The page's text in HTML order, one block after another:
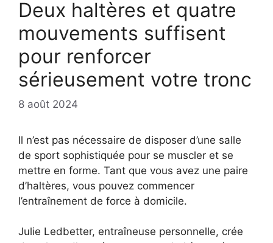
Deux haltères et quatre
mouvements suffisent
pour renforcer
sérieusement votre tronc
8 août 2024
Il n’est pas nécessaire de disposer d’une salle
de sport sophistiquée pour se muscler et se
mettre en forme. Tant que vous avez une paire
d’haltères, vous pouvez commencer
l’entraînement de force à domicile.
Julie Ledbetter, entraîneuse personnelle, crée